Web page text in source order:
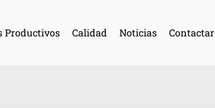
Productivos Calidad Noticias Contactar